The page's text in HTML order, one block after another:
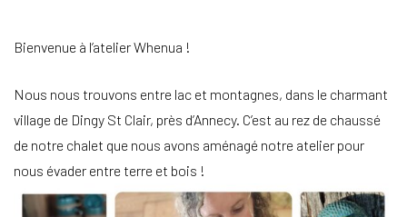
Bienvenue à l’atelier Whenua !
Nous nous trouvons entre lac et montagnes, dans le charmant
village de Dingy St Clair, près d’Annecy. C’est au rez de chaussé
de notre chalet que nous avons aménagé notre atelier pour
nous évader entre terre et bois !